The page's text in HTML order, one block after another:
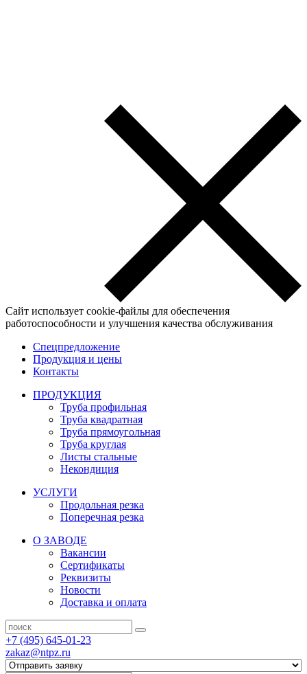
Сайт использует cookie-файлы для обеспечения
работоспособности и улучшения качества обслуживания
Спецпредложение
Продукция и цены
Контакты
ПРОДУКЦИЯ
Труба профильная
Труба квадратная
Труба прямоугольная
Труба круглая
Листы стальные
Некондиция
УСЛУГИ
Продольная резка
Поперечная резка
О ЗАВОДЕ
Вакансии
Сертификаты
Реквизиты
Новости
Доставка и оплата
+7 (495) 645-01-23
zakaz@ntpz.ru